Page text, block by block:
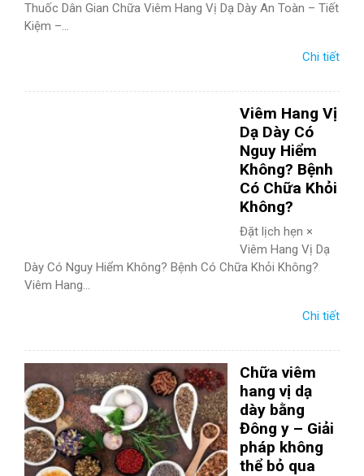
Thuốc Dân Gian Chữa Viêm Hang Vị Dạ Dày An Toàn – Tiết
Kiệm –...
Chi tiết
Viêm Hang Vị
Dạ Dày Có
Nguy Hiểm
Không? Bệnh
Có Chữa Khỏi
Không?
Đặt lịch hẹn ×
Viêm Hang Vị Dạ
Dày Có Nguy Hiểm Không? Bệnh Có Chữa Khỏi Không?
Viêm Hang...
Chi tiết
Chữa viêm
hang vị dạ
dày bằng
Đông y – Giải
pháp không
thể bỏ qua